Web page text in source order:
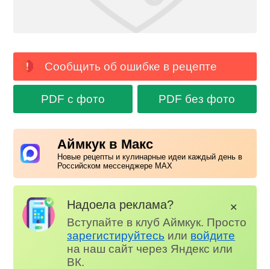
Сообщить об ошибке в рецепте
PDF с фото PDF без фото
Аймкук в Макс
Новые рецепты и кулинарные идеи каждый день в
Российском мессенджере MAX
Надоела реклама?
Вступайте в клуб Аймкук. Просто
зарегистируйтесь или войдите
на наш сайт через Яндекс или
ВК.
✕